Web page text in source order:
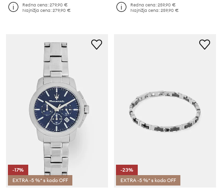
Redna cena:279,90 €
Najnižja cena:279,90 €
Redna cena:259,90 €
Najnižja cena:259,90 €
-17%
EXTRA -5 %* s kodo OFF
-23%
EXTRA -5 %* s kodo OFF